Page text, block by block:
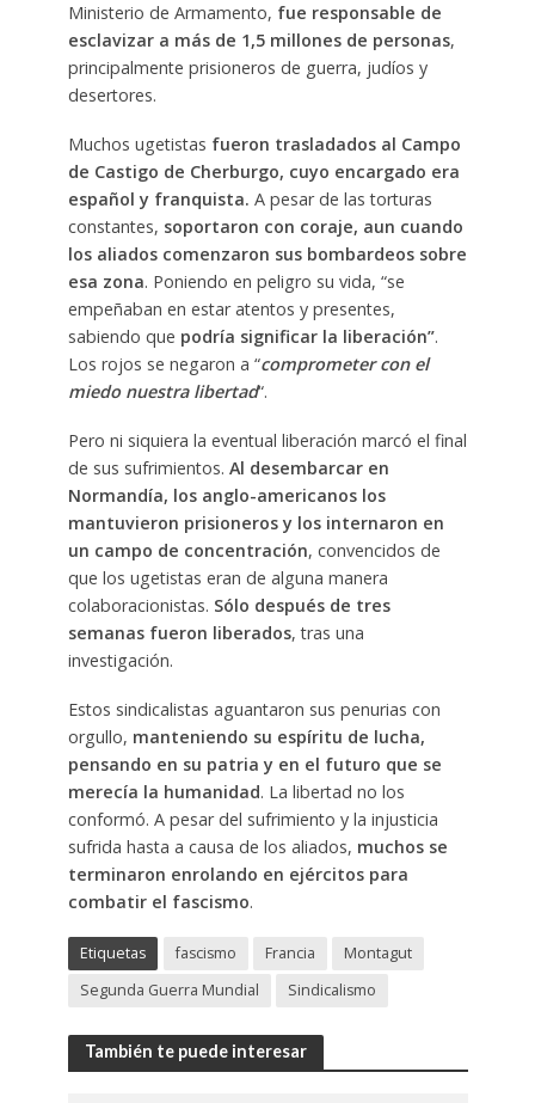
Ministerio de Armamento, fue responsable de
esclavizar a más de 1,5 millones de personas,
principalmente prisioneros de guerra, judíos y
desertores.
Muchos ugetistas fueron trasladados al Campo
de Castigo de Cherburgo, cuyo encargado era
español y franquista. A pesar de las torturas
constantes, soportaron con coraje, aun cuando
los aliados comenzaron sus bombardeos sobre
esa zona. Poniendo en peligro su vida, “se
empeñaban en estar atentos y presentes,
sabiendo que podría significar la liberación”.
Los rojos se negaron a “comprometer con el
miedo nuestra libertad“.
Pero ni siquiera la eventual liberación marcó el final
de sus sufrimientos. Al desembarcar en
Normandía, los anglo-americanos los
mantuvieron prisioneros y los internaron en
un campo de concentración, convencidos de
que los ugetistas eran de alguna manera
colaboracionistas. Sólo después de tres
semanas fueron liberados, tras una
investigación.
Estos sindicalistas aguantaron sus penurias con
orgullo, manteniendo su espíritu de lucha,
pensando en su patria y en el futuro que se
merecía la humanidad. La libertad no los
conformó. A pesar del sufrimiento y la injusticia
sufrida hasta a causa de los aliados, muchos se
terminaron enrolando en ejércitos para
combatir el fascismo.
Etiquetas fascismo Francia
Montagut
Segunda Guerra Mundial
Sindicalismo
También te puede interesar